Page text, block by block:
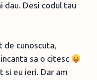
dau. Desi codul tau
de cunoscuta,
sa o citesc
si eu ieri. Dar am